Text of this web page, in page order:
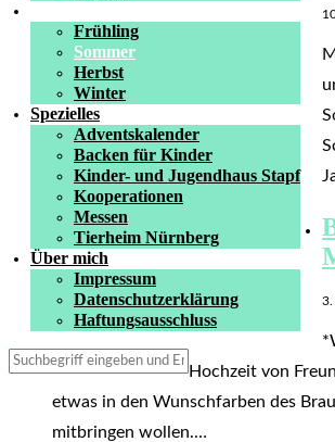
Frühling
Sommer
Herbst
Winter
Spezielles
Adventskalender
Backen für Kinder
Kinder- und Jugendhaus Stapf
Kooperationen
Messen
Tierheim Nürnberg
Über mich
Impressum
Datenschutzerklärung
Haftungsausschluss
3.
Hochzeit von
etwas in den Wunschfarben des
mitbringen wollen.…